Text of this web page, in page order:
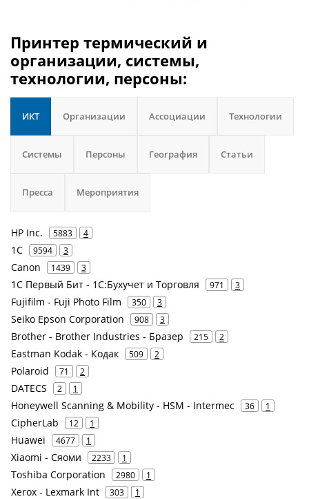
Принтер термический и
организации, системы,
технологии, персоны:
ИКТ Организации Ассоциации Технологии
Системы Персоны География Статьи
Пресса Мероприятия
HP Inc. 5883 4
1С 9594 3
Canon 1439 3
1С Первый Бит - 1С:Бухучет и Торговля 971 3
Fujifilm - Fuji Photo Film 350 3
Seiko Epson Corporation 908 3
Brother - Brother Industries - Бразер 215 2
Eastman Kodak - Кодак 509 2
Polaroid 71 2
DATECS 2 1
Honeywell Scanning & Mobility - HSM - Intermec 36 1
CipherLab 12 1
Huawei 4677 1
Xiaomi - Сяоми 2233 1
Toshiba Corporation 2980 1
Xerox - Lexmark Int 303 1